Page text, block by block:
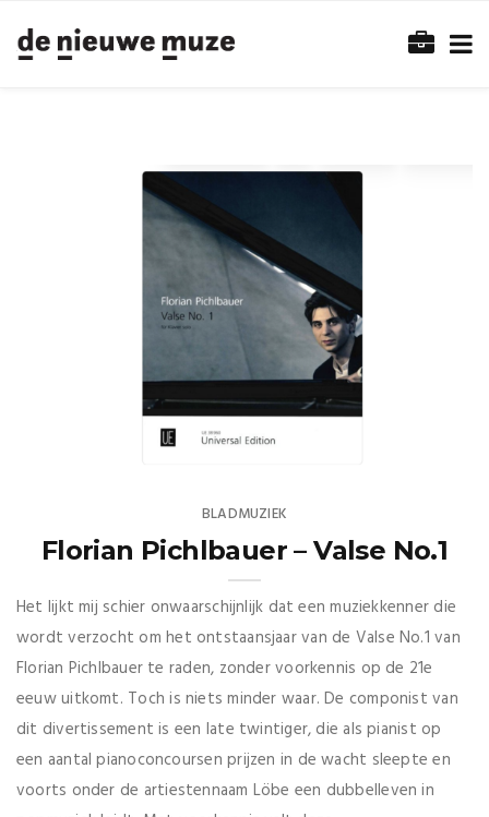
BLADMUZIEK
Florian Pichlbauer – Valse No.1
Het lijkt mij schier onwaarschijnlijk dat een muziekkenner die
wordt verzocht om het ontstaansjaar van de Valse No.1 van
Florian Pichlbauer te raden, zonder voorkennis op de 21e
eeuw uitkomt. Toch is niets minder waar. De componist van
dit divertissement is een late twintiger, die als pianist op
een aantal pianoconcoursen prijzen in de wacht sleepte en
voorts onder de artiestennaam Löbe een dubbelleven in